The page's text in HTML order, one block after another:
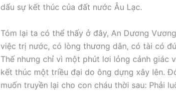
dấu sự kết thúc của đất nước Âu Lạc.
Tóm lại ta có thể thấy ở đây, An Dương
việc trị nước, có lòng thương dân, có tài có
Thế nhưng chỉ vì một phút lơi lỏng cảnh giác
kết thúc một triều đại do ông dựng xây lên.
muốn truyền lại cho con cháu thời sau: Phải